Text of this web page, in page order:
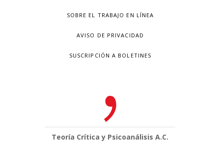
SOBRE EL TRABAJO EN LÍNEA
AVISO DE PRIVACIDAD
SUSCRIPCIÓN A BOLETINES
Teoría Crítica y Psicoanálisis A.C.